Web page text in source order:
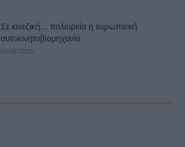
Σε κινεζική… πολιορκία η ευρωπαϊκή
αυτοκινητοβιομηχανία
06/08/2026